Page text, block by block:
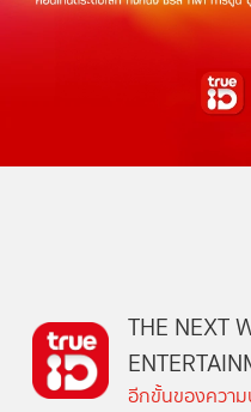
THE NEXT
อีกขั้นของความ